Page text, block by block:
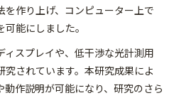
作り上げ、コンピューター上で
能にしました。
スプレイや、低干渉な光計測用
されています。本研究成果によ
作説明が可能になり、研究のさら